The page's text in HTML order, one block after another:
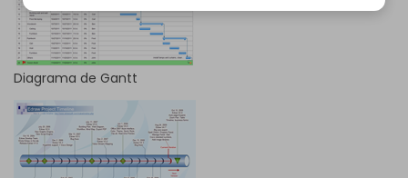
Diagrama de Gantt